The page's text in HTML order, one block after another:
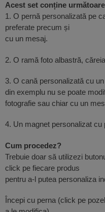
Acest set conține
1. O pernă personalizată pe
preferate precum și
cu un mesaj.
2. O ramă foto albastră,
3. O cană personalizată cu
din exemplu nu se poate
fotografie sau chiar cu un
4. Un magnet personalizat cu
Cum procedez?
Trebuie doar să utilizezi
click pe fiecare produs
pentru a-l putea personaliza
Începi cu perna (click pe